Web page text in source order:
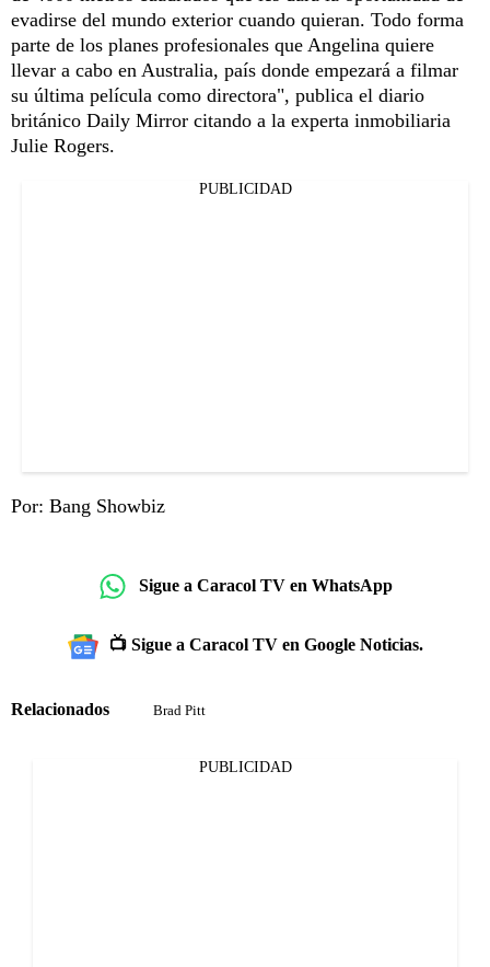
evadirse del mundo exterior cuando quieran. Todo forma
parte de los planes profesionales que Angelina quiere
llevar a cabo en Australia, país donde empezará a filmar
su última película como directora", publica el diario
británico Daily Mirror citando a la experta inmobiliaria
Julie Rogers.
PUBLICIDAD
Por: Bang Showbiz
Sigue a Caracol TV en WhatsApp
📺 Sigue a Caracol TV en Google Noticias.
Relacionados Brad Pitt
PUBLICIDAD